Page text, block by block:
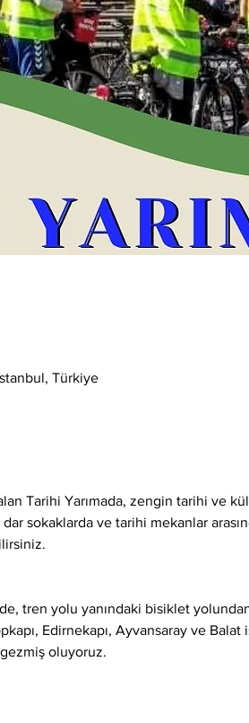
Türkiye
Tarihi Yarımada, zengin tarihi ve
sokaklarda ve tarihi mekanlar
tren yolu yanındaki bisiklet
Edirnekapı, Ayvansaray ve
oluyoruz.